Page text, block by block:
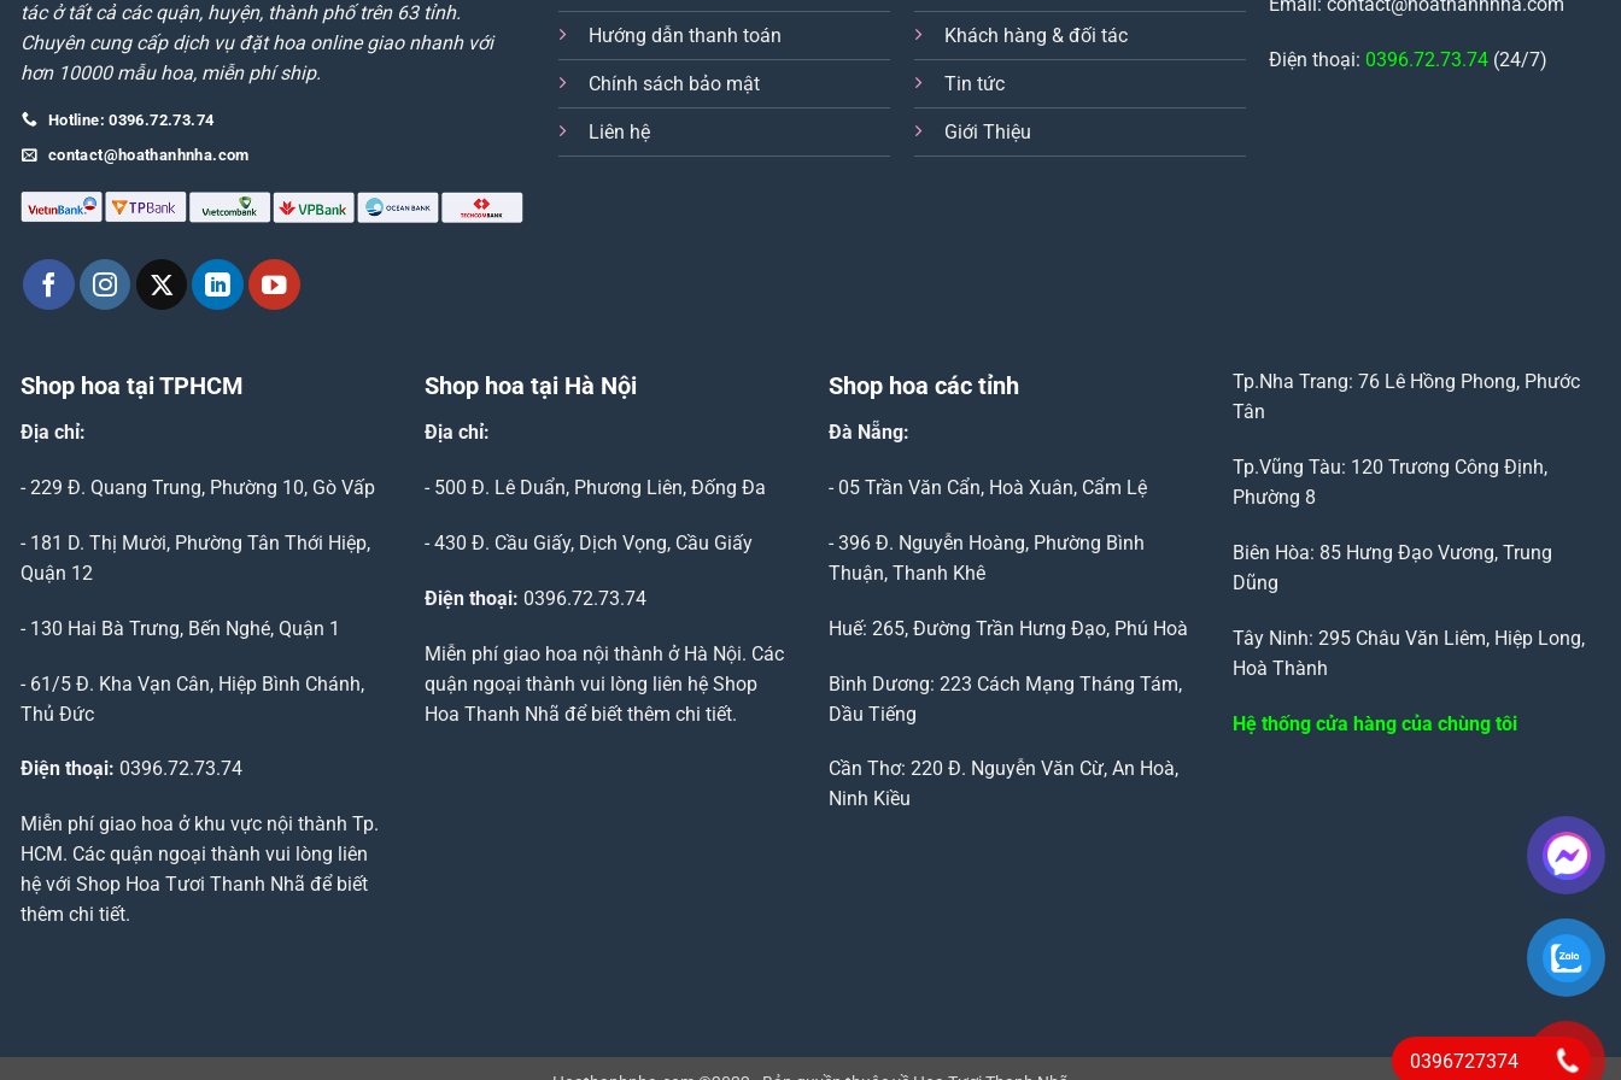
tác ở tất cả các quận, huyện, thành phố trên 63 tỉnh.
Chuyên cung cấp dịch vụ đặt hoa online giao nhanh với
hơn 10000 mẫu hoa, miễn phí ship.
Hotline: 0396.72.73.74
contact@hoathanhnha.com
Hướng dẫn thanh toán
Chính sách bảo mật
Liên hệ
Khách hàng & đối tác
Tin tức
Giới Thiệu
Điện thoại: 0396.72.73.74 (24/7)
Shop hoa tại TPHCM
Địa chỉ:
- 229 Đ. Quang Trung, Phường 10, Gò Vấp
- 181 D. Thị Mười, Phường Tân Thới Hiệp,
Quận 12
- 130 Hai Bà Trưng, Bến Nghé, Quận 1
- 61/5 Đ. Kha Vạn Cân, Hiệp Bình Chánh,
Thủ Đức
Điện thoại: 0396.72.73.74
Miễn phí giao hoa ở khu vực nội thành Tp.
HCM. Các quận ngoại thành vui lòng liên
hệ với Shop Hoa Tươi Thanh Nhã để biết
thêm chi tiết.
Shop hoa tại Hà Nội
Địa chỉ:
- 500 Đ. Lê Duẩn, Phương Liên, Đống Đa
- 430 Đ. Cầu Giấy, Dịch Vọng, Cầu Giấy
Điện thoại: 0396.72.73.74
Miễn phí giao hoa nội thành ở Hà Nội. Các
quận ngoại thành vui lòng liên hệ Shop
Hoa Thanh Nhã để biết thêm chi tiết.
Shop hoa các tỉnh
Đà Nẵng:
- 05 Trần Văn Cẩn, Hoà Xuân, Cẩm Lệ
- 396 Đ. Nguyễn Hoàng, Phường Bình
Thuận, Thanh Khê
Huế: 265, Đường Trần Hưng Đạo, Phú Hoà
Bình Dương: 223 Cách Mạng Tháng Tám,
Dầu Tiếng
Cần Thơ: 220 Đ. Nguyễn Văn Cừ, An Hoà,
Ninh Kiều
Tp.Nha Trang: 76 Lê Hồng Phong, Phước
Tân
Tp.Vũng Tàu: 120 Trương Công Định,
Phường 8
Biên Hòa: 85 Hưng Đạo Vương, Trung
Dũng
Tây Ninh: 295 Châu Văn Liêm, Hiệp Long,
Hoà Thành
Hệ thống cửa hàng của chùng tôi
0396727374